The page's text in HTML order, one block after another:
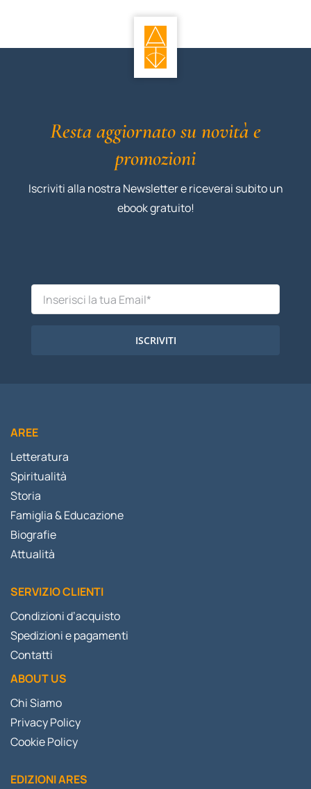
Resta aggiornato su novità e
promozioni
Iscriviti alla nostra Newsletter e riceverai subito un
ebook gratuito!
ISCRIVITI
AREE
Letteratura
Spiritualità
Storia
Famiglia & Educazione
Biografie
Attualità
SERVIZIO CLIENTI
Condizioni d’acquisto
Spedizioni e pagamenti
Contatti
ABOUT US
Chi Siamo
Privacy Policy
Cookie Policy
EDIZIONI ARES